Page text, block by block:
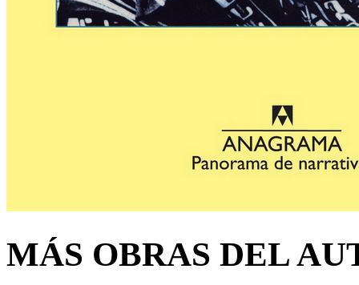
MÁS OBRAS DEL